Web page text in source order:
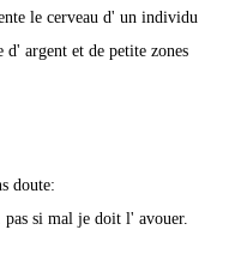
le cerveau d' un individu
d' argent et de petite zones
doute:
si mal je doit l' avouer.